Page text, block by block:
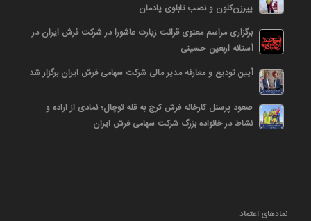
پیرزن‌کلون و نصب تابلوی یادمان
برگزاری مراسم معنوی قرائت زیارت عاشورا در شرکت فرش ایران در
آستانه اربعین حسینی
آیین تودیع و معارفه مدیر مالی شرکت سهامی فرش ایران برگزار شد
صعود پرسنل کارخانه فرش کرج به قله توچال؛ نمادی از اراده و
نشاط در خانواده بزرگ شرکت سهامی فرش ایران
نمادهای اعتماد